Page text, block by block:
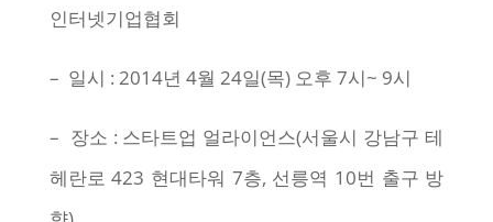
인터넷기업협회
– 일시 : 2014년 4월 24일(목) 오후 7시~ 9시
– 장소 : 스타트업 얼라이언스(서울시 강남구 테
헤란로 423 현대타워 7층, 선릉역 10번 출구 방